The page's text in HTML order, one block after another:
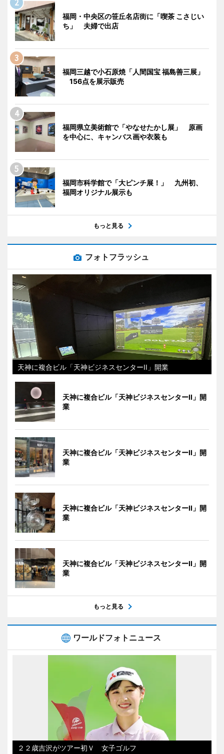
福岡・中央区の笹丘名店街に「喫茶 こさじい
ち」 夫婦で出店
福岡三越で小石原焼「人間国宝 福島善三展」
156点を展示販売
福岡県立美術館で「やなせたかし展」 原画
を中心に、キャンバス画や衣装も
福岡市科学館で「大ピンチ展！」 九州初、
福岡オリジナル展示も
もっと見る
フォトフラッシュ
天神に複合ビル「天神ビジネスセンターII」開業
天神に複合ビル「天神ビジネスセンターII」開
業
天神に複合ビル「天神ビジネスセンターII」開
業
天神に複合ビル「天神ビジネスセンターII」開
業
天神に複合ビル「天神ビジネスセンターII」開
業
もっと見る
ワールドフォトニュース
２２歳吉沢がツアー初Ｖ 女子ゴルフ